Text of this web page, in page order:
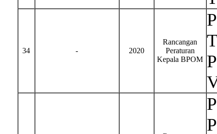
34 - 2020
Rancangan
Peraturan
Kepala BPOM